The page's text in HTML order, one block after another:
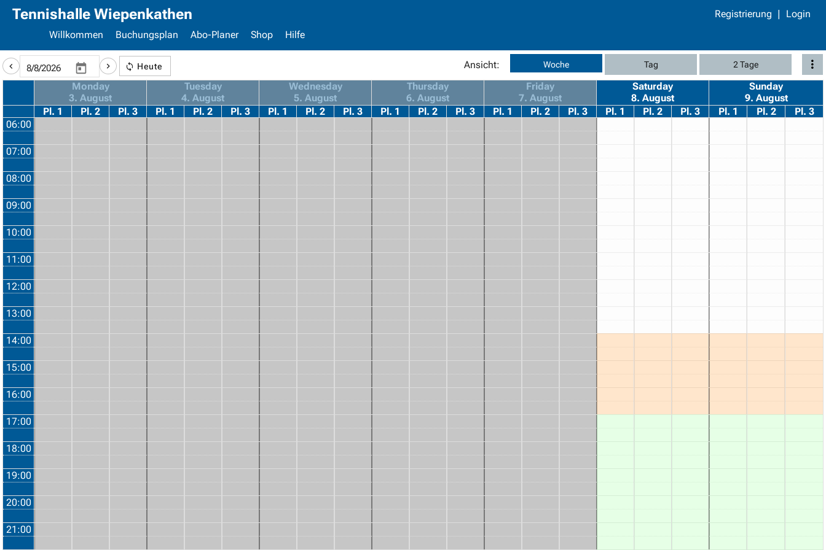
Tennishalle Wiepenkathen Registrierung
Login
Willkommen
Buchungsplan Abo-Planer Shop Hilfe
Heute Ansicht: Woche Tag 2 Tage
Monday
3. August
Tuesday
4. August
Wednesday
5. August
Thursday
6. August
Friday
7. August
Saturday
8. August
Sunday
9. August
Pl. 1
Pl. 2 Pl. 3 Pl. 1 Pl. 2 Pl. 3 Pl. 1 Pl. 2 Pl. 3 Pl. 1 Pl. 2 Pl. 3 Pl. 1 Pl. 2 Pl. 3 Pl. 1 Pl. 2 Pl. 3 Pl. 1 Pl. 2
Pl. 3
06:00
07:00
08:00
09:00
10:00
11:00
12:00
13:00
14:00
15:00
16:00
17:00
18:00
19:00
20:00
21:00